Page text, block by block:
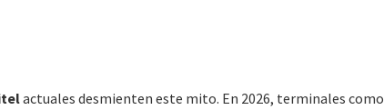
actuales desmienten este mito. En 2026, terminales como